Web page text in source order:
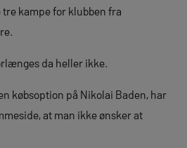
kampe for klubben fra
da heller ikke.
købsoption på Nikolai Baden, har
at man ikke ønsker at